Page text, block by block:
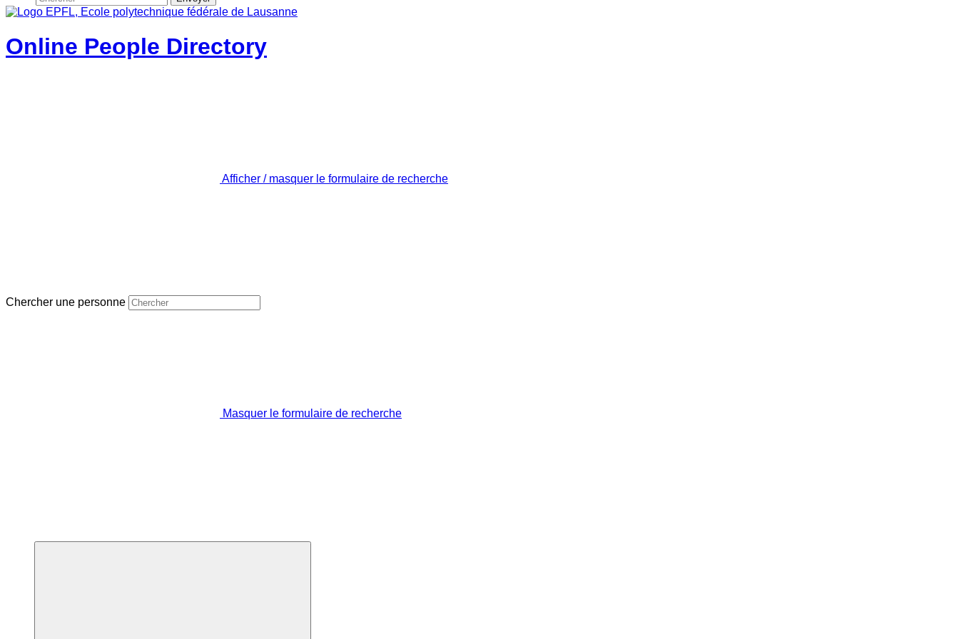
Online People Directory
Afficher / masquer le formulaire de recherche
Chercher une personne
Masquer le formulaire de recherche